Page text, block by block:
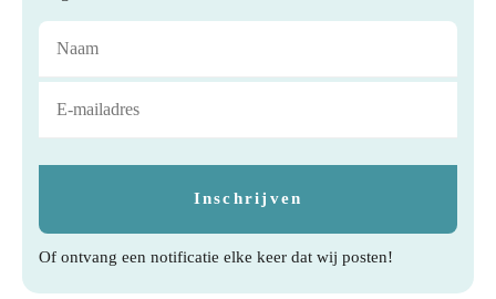
Of ontvang een notificatie elke keer dat wij posten!